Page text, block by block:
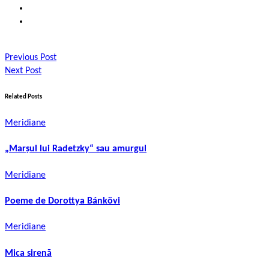
Previous Post
Next Post
Related Posts
Meridiane
„Marşul lui Radetzky“ sau amurgul
Meridiane
Poeme de Dorottya Bánkövi
Meridiane
Mica sirenă